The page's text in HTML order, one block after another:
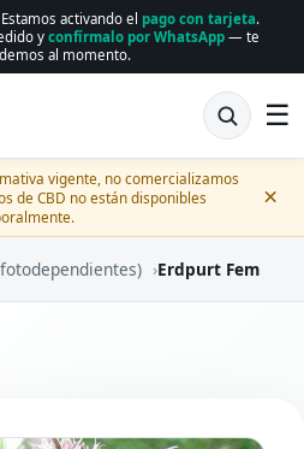
Estamos activando el pago con tarjeta.
y confírmalo por WhatsApp— te
al momento.
☰
vigente, no comercializamos
de CBD no están disponibles
×
›Erdpurt Fem